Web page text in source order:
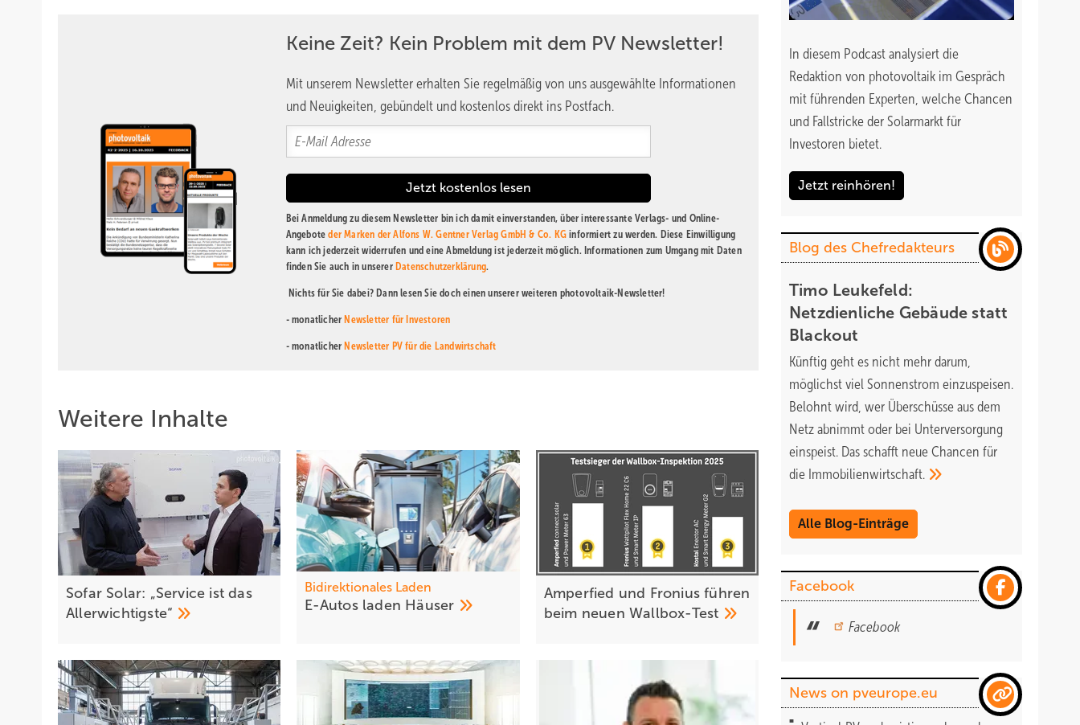
Keine Zeit? Kein Problem mit dem PV Newsletter!
Mit unserem Newsletter erhalten Sie regelmäßig von uns ausgewählte Informationen
und Neuigkeiten, gebündelt und kostenlos direkt ins Postfach.
Bei Anmeldung zu diesem Newsletter bin ich damit einverstanden, über interessante Verlags- und Online-
Angeboteder Marken der Alfons W. Gentner Verlag GmbH & Co. KG informiert zu werden. Diese Einwilligung
kann ich jederzeit widerrufen und eine Abmeldung ist jederzeit möglich. Informationen zum Umgang mit Daten
finden Sie auch in unserer Datenschutzerklärung.
Nichts für Sie dabei? Dann lesen Sie doch einen unserer weiteren photovoltaik-Newsletter!
- monatlicher Newsletter für Investoren
- monatlicher Newsletter PV für die Landwirtschaft
Weitere Inhalte
Sofar Solar: „Service ist das
Allerwichtigste“
Bidirektionales Laden
E-Autos laden Häuser
Amperfied und Fronius führen
beim neuenWallbox-Test
In diesem Podcast analysiert die
Redaktion von photovoltaik im Gespräch
mit führenden Experten, welche Chancen
und Fallstricke der Solarmarkt für
Investoren bietet.
Jetzt reinhören!
Blog des Chefredakteurs
Timo Leukefeld:
Netzdienliche Gebäude statt
Blackout
Künftig geht es nicht mehr darum,
möglichst viel Sonnenstrom einzuspeisen.
Belohnt wird, wer Überschüsse aus dem
Netz abnimmt oder bei Unterversorgung
einspeist. Das schafft neue Chancen für
die Immobilienwirtschaft.
Alle Blog-Einträge
Facebook
Facebook
News on pveurope.eu